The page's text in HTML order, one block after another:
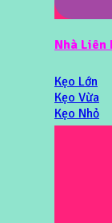
Nhà Liên
Kẹo Lớn
Kẹo Vừa
Kẹo Nhỏ